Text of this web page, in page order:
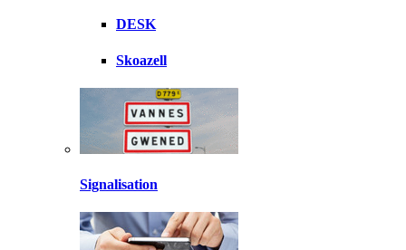
DESK
Skoazell
Signalisation